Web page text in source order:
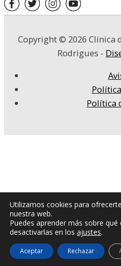
Copyright © 2026 Clínica
Rodrigues -
Política
Utilizamos cookies para
nuestra web.
Puedes aprender más sobre
desactivarlas en los ajustes.
Aceptar Rechazar